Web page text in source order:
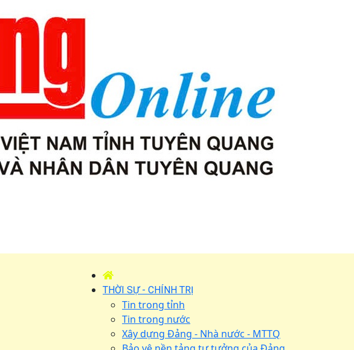
THỜI SỰ - CHÍNH TRỊ
Tin trong tỉnh
Tin trong nước
Xây dựng Đảng - Nhà nước - MTTQ